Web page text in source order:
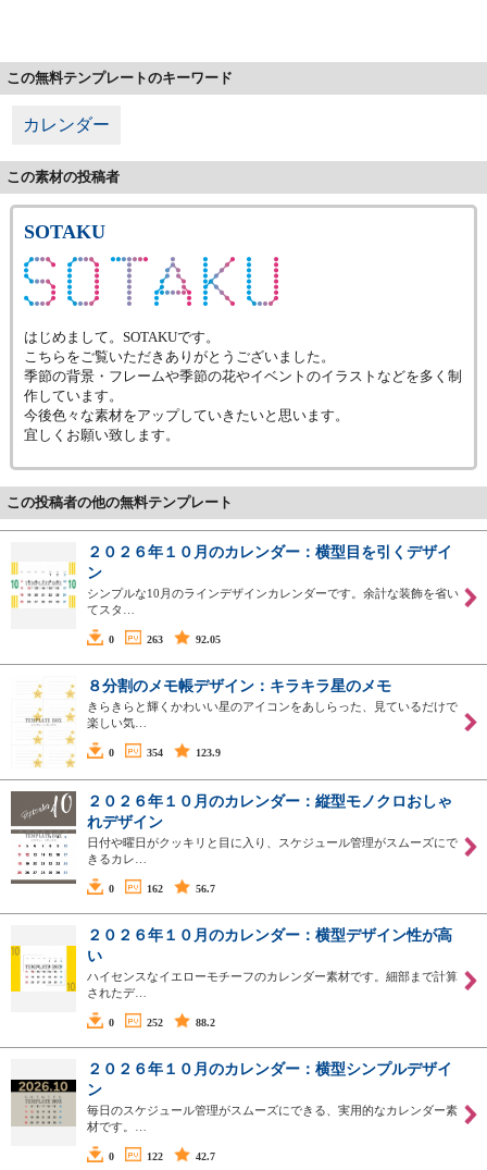
この無料テンプレートのキーワード
カレンダー
この素材の投稿者
SOTAKU
はじめまして。SOTAKUです。
こちらをご覧いただきありがとうございました。
季節の背景・フレームや季節の花やイベントのイラストなどを多く制
作しています。
今後色々な素材をアップしていきたいと思います。
宜しくお願い致します。
この投稿者の他の無料テンプレート
２０２６年１０月のカレンダー：横型目を引くデザイ
ン
シンプルな10月のラインデザインカレンダーです。余計な装飾を省い
てスタ…
0 263 92.05
８分割のメモ帳デザイン：キラキラ星のメモ
きらきらと輝くかわいい星のアイコンをあしらった、見ているだけで
楽しい気…
0 354 123.9
２０２６年１０月のカレンダー：縦型モノクロおしゃ
れデザイン
日付や曜日がクッキリと目に入り、スケジュール管理がスムーズにで
きるカレ…
0 162 56.7
２０２６年１０月のカレンダー：横型デザイン性が高
い
ハイセンスなイエローモチーフのカレンダー素材です。細部まで計算
されたデ…
0 252 88.2
２０２６年１０月のカレンダー：横型シンプルデザイ
ン
毎日のスケジュール管理がスムーズにできる、実用的なカレンダー素
材です。…
0 122 42.7